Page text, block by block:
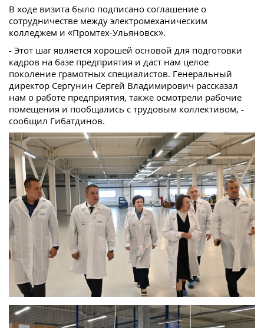
В ходе визита было подписано соглашение о
сотрудничестве между электромеханическим
колледжем и «Промтех-Ульяновск».
- Этот шаг является хорошей основой для подготовки
кадров на базе предприятия и даст нам целое
поколение грамотных специалистов. Генеральный
директор Сергунин Сергей Владимирович рассказал
нам о работе предприятия, также осмотрели рабочие
помещения и пообщались с трудовым коллективом, -
сообщил Гибатдинов.